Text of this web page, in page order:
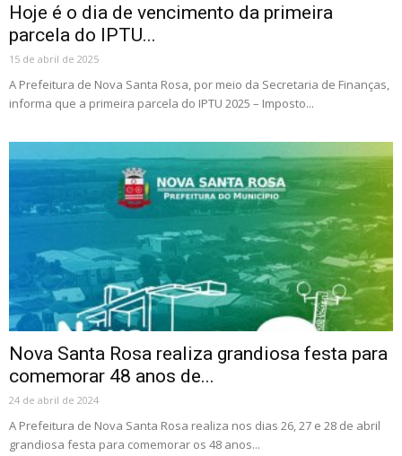
Hoje é o dia de vencimento da primeira
parcela do IPTU...
15 de abril de 2025
A Prefeitura de Nova Santa Rosa, por meio da Secretaria de Finanças,
informa que a primeira parcela do IPTU 2025 – Imposto...
Nova Santa Rosa realiza grandiosa festa para
comemorar 48 anos de...
24 de abril de 2024
A Prefeitura de Nova Santa Rosa realiza nos dias 26, 27 e 28 de abril
grandiosa festa para comemorar os 48 anos...